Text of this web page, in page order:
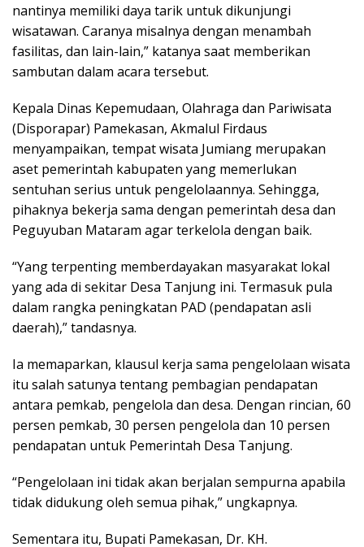
nantinya memiliki daya tarik untuk dikunjungi
wisatawan. Caranya misalnya dengan menambah
fasilitas, dan lain-lain,” katanya saat memberikan
sambutan dalam acara tersebut.
Kepala Dinas Kepemudaan, Olahraga dan Pariwisata
(Disporapar) Pamekasan, Akmalul Firdaus
menyampaikan, tempat wisata Jumiang merupakan
aset pemerintah kabupaten yang memerlukan
sentuhan serius untuk pengelolaannya. Sehingga,
pihaknya bekerja sama dengan pemerintah desa dan
Peguyuban Mataram agar terkelola dengan baik.
“Yang terpenting memberdayakan masyarakat lokal
yang ada di sekitar Desa Tanjung ini. Termasuk pula
dalam rangka peningkatan PAD (pendapatan asli
daerah),” tandasnya.
Ia memaparkan, klausul kerja sama pengelolaan wisata
itu salah satunya tentang pembagian pendapatan
antara pemkab, pengelola dan desa. Dengan rincian, 60
persen pemkab, 30 persen pengelola dan 10 persen
pendapatan untuk Pemerintah Desa Tanjung.
“Pengelolaan ini tidak akan berjalan sempurna apabila
tidak didukung oleh semua pihak,” ungkapnya.
Sementara itu, Bupati Pamekasan, Dr. KH.